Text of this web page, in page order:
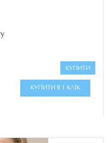
КУПИТИ
КУПИТИ В 1 КЛІК